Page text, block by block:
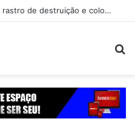
Ciclone mata 1 no Sul, deixa rastro de destruição e coloca 11 estados em alerta